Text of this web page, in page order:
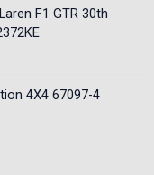
F1 GTR 30th
4X4 67097-4